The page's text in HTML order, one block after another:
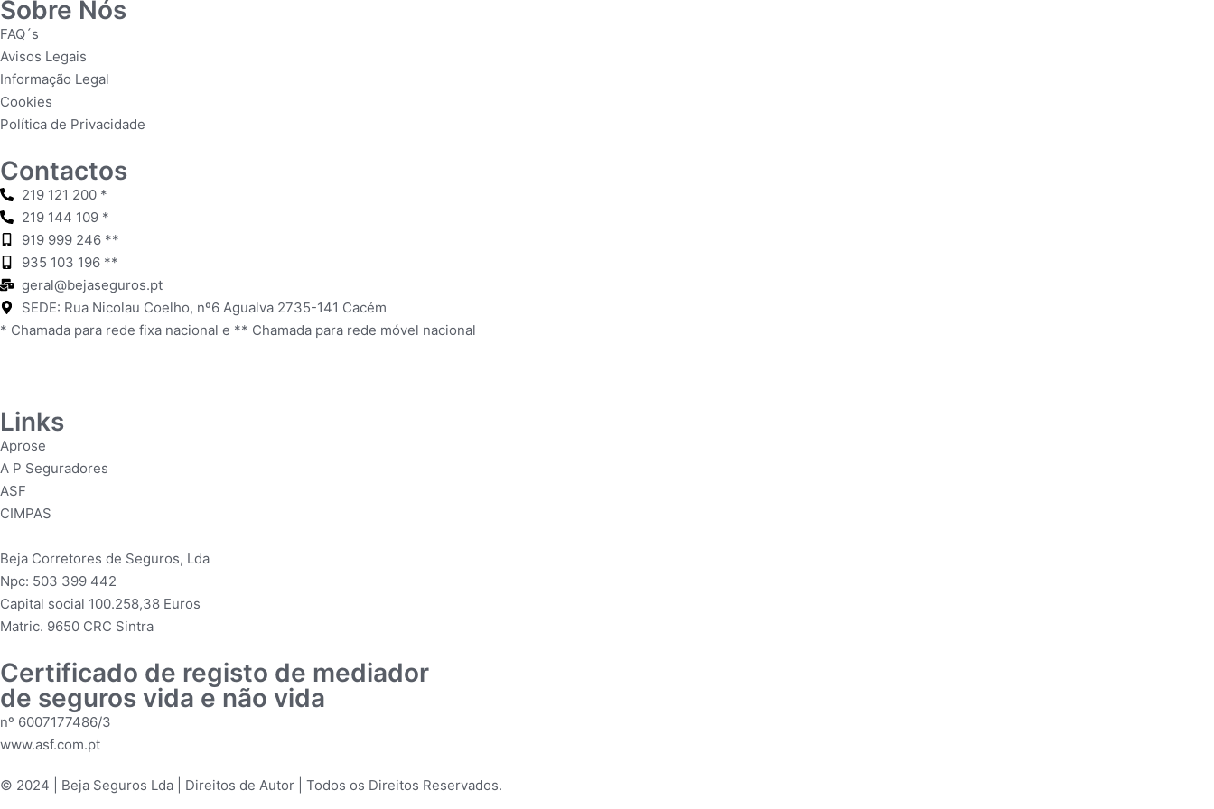
Sobre Nós
FAQ´s
Avisos Legais
Informação Legal
Cookies
Política de Privacidade
Contactos
219 121 200 *
219 144 109 *
919 999 246 **
935 103 196 **
geral@bejaseguros.pt
SEDE: Rua Nicolau Coelho, nº6 Agualva 2735-141 Cacém
* Chamada para rede fixa nacional e ** Chamada para rede móvel nacional
Links
Aprose
A P Seguradores
ASF
CIMPAS
Beja Corretores de Seguros, Lda
Npc: 503 399 442
Capital social 100.258,38 Euros
Matric. 9650 CRC Sintra
Certificado de registo de mediador
de seguros vida e não vida
nº 6007177486/3
www.asf.com.pt
© 2024 | Beja Seguros Lda | Direitos de Autor | Todos os Direitos Reservados.